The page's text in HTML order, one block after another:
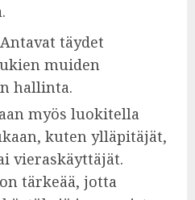
Antavat täydet
muiden
hallinta.
myös luokitella
kuten ylläpitäjät,
vieraskäyttäjät.
tärkeää, jotta